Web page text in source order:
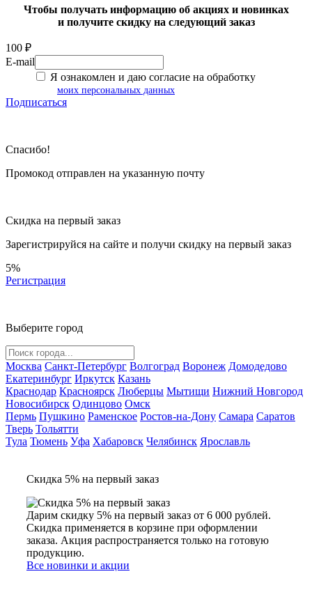
Чтобы получать информацию об акциях и новинках
и получите скидку на следующий заказ
100 ₽
E-mail
Я ознакомлен и даю согласие на обработку
моих персональных данных
Подписаться
Спасибо!
Промокод отправлен на указанную почту
Скидка на первый заказ
Зарегистрируйся на сайте и получи скидку на первый заказ
5%
Регистрация
Выберите город
Москва Санкт-Петербург Волгоград Воронеж Домодедово
Екатеринбург Иркутск Казань
Краснодар Красноярск Люберцы Мытищи Нижний Новгород
Новосибирск Одинцово Омск
Пермь Пушкино Раменское Ростов-на-Дону Самара Саратов
Тверь Тольятти
Тула Тюмень Уфа Хабаровск Челябинск Ярославль
Скидка 5% на первый заказ
Дарим скидку 5% на первый заказ от 6 000 рублей.
Скидка применяется в корзине при оформлении
заказа. Акция распространяется только на готовую
продукцию.
Все новинки и акции